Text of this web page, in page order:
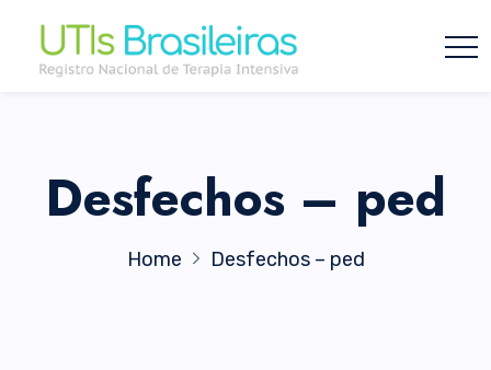
Desfechos – ped
Home Desfechos – ped